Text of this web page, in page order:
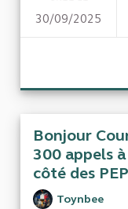
30/09/2025
Bonjour
300 appels
côté des
Toynbee